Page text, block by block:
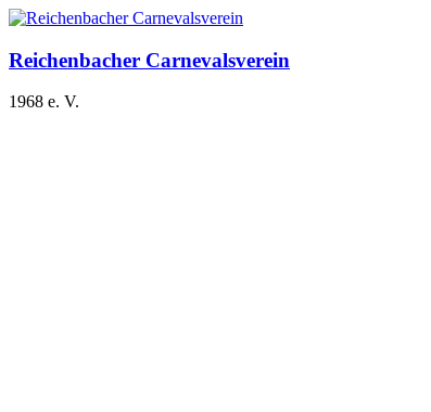
Zum
springen
Reichenbacher Carnevalsverein
1968 e. V.